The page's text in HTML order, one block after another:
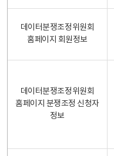
데이터분쟁조정위원회
홈페이지 회원정보
데이터분쟁조정위원회
홈페이지 분쟁조정 신청자
정보